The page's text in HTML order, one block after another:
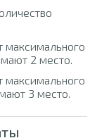
максимального
2 место.
максимального
3 место.